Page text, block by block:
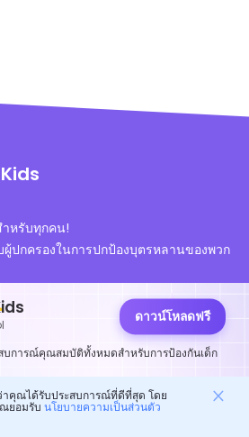
ดาวน์โหลดฟรี
บการณ์คุณสมบัติทั้งหมดสำหรับการป้องกันเด็ก
หรับทุกคน!
ปกครองในการปกป้องบุตรหลานของพวก
าคุณได้รับประสบการณ์ที่ดีที่สุด โดย
ยอมรับ นโยบายความเป็นส่วนตัว